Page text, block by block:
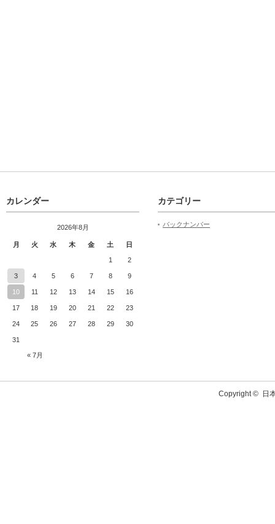
カレンダー
2026年8月
月 火 水 木 金 土 日
« 7月
1 2
3 4 5 6 7 8 9
10 11 12 13 14 15 16
17 18 19 20 21 22 23
24 25 26 27 28 29 30
31
カテゴリー
バックナンバー
Copyright © 日